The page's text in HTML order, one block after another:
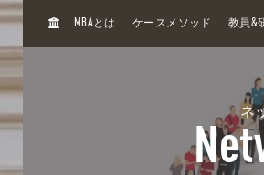
H
MBAとは ケースメソッド 教員&
ネ